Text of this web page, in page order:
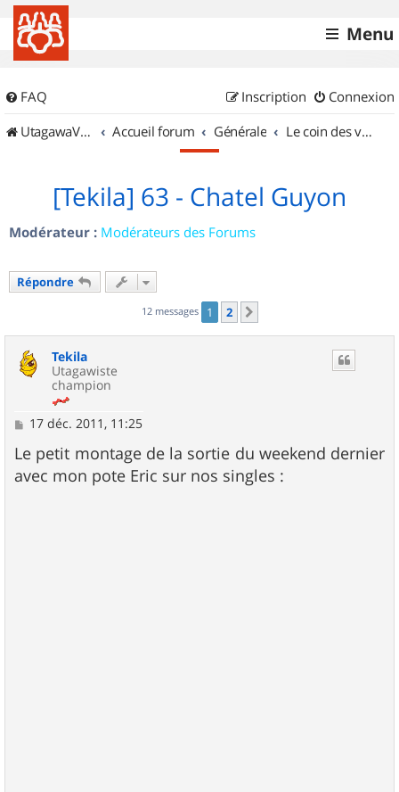
Menu
FAQ Connexion
Inscription
UtagawaVTT (Randos VTT et VTTAE avec traces GPS)
Accueil forum Générale Le coin des vidéastes
[Tekila] 63 - Chatel Guyon
Modérateur : Modérateurs des Forums
Répondre
12 messages 1 2
Tekila
Utagawiste
champion
M
s
s
a
17 déc. 2011, 11:25
Le petit montage de la sortie du weekend dernier
avec mon pote Eric sur nos singles :